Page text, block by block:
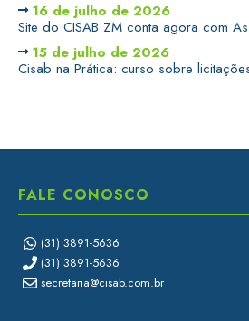
16 de julho de 2026
Site do CISAB ZM conta agora com
15 de julho de 2026
Cisab na Prática: curso sobre
FALE CONOSCO
(31) 3891-5636
(31) 3891-5636
secretaria@cisab.com.br